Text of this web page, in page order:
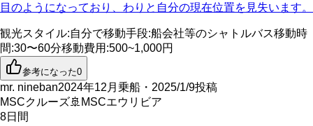
目のようになっており、わりと自分の現在位置を見失います。
観光スタイル:自分で移動手段:船会社等のシャトルバス移動時
間:30〜60分移動費用 :500~1,000円
参考になった0
mr. nineban2024年12月乗船・2025/1/9投稿
MSCクルーズ🚢 MSCエウリビア
8日間